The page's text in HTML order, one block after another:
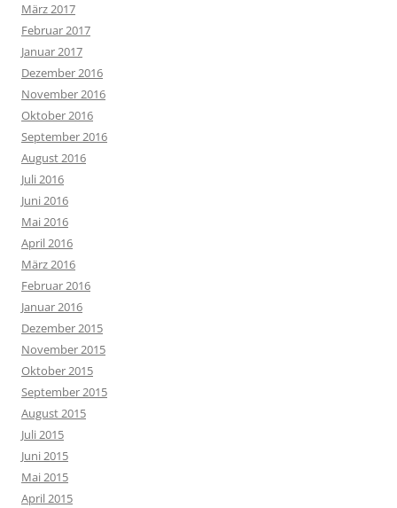
März 2017
Februar 2017
Januar 2017
Dezember 2016
November 2016
Oktober 2016
September 2016
August 2016
Juli 2016
Juni 2016
Mai 2016
April 2016
März 2016
Februar 2016
Januar 2016
Dezember 2015
November 2015
Oktober 2015
September 2015
August 2015
Juli 2015
Juni 2015
Mai 2015
April 2015